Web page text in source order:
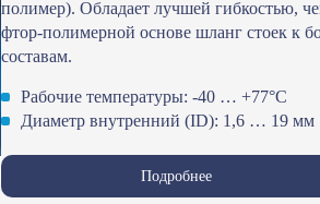
полимер). Обладает лучшей гибкостью,
фтор-полимерной основе шланг стоек к
составам.
Рабочие температуры: -40 … +77°С
Диаметр внутренний (ID): 1,6 … 19 мм
Подробнее